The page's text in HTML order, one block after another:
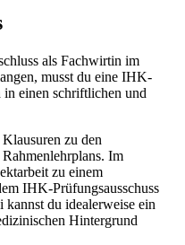
als Fachwirtin im
musst du eine IHK-
in einen schriftlichen und
zu den
Im
zu einem
IHK-Prüfungsausschuss
kannst du idealerweise ein
Hintergrund